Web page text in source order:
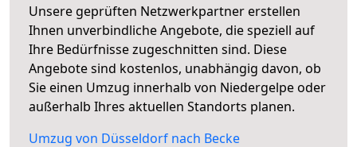
Unsere geprüften Netzwerkpartner erstellen
Ihnen unverbindliche Angebote, die speziell auf
Ihre Bedürfnisse zugeschnitten sind. Diese
Angebote sind kostenlos, unabhängig davon, ob
Sie einen Umzug innerhalb von Niedergelpe oder
außerhalb Ihres aktuellen Standorts planen.
Umzug von Düsseldorf nach Becke